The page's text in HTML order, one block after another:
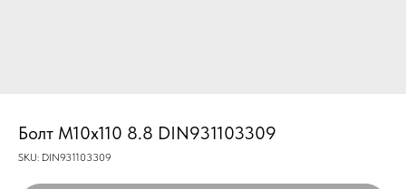
Болт М10х110 8.8 DIN931103309
SKU: DIN931103309